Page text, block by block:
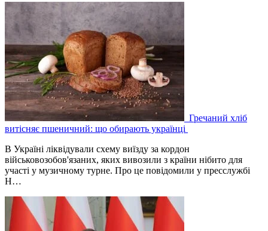
Гречаний хліб
витісняє пшеничний: що обирають українці
В Україні ліквідували схему виїзду за кордон
військовозобов'язаних, яких вивозили з країни нібито для
участі у музичному турне. Про це повідомили у пресслужбі
Н…